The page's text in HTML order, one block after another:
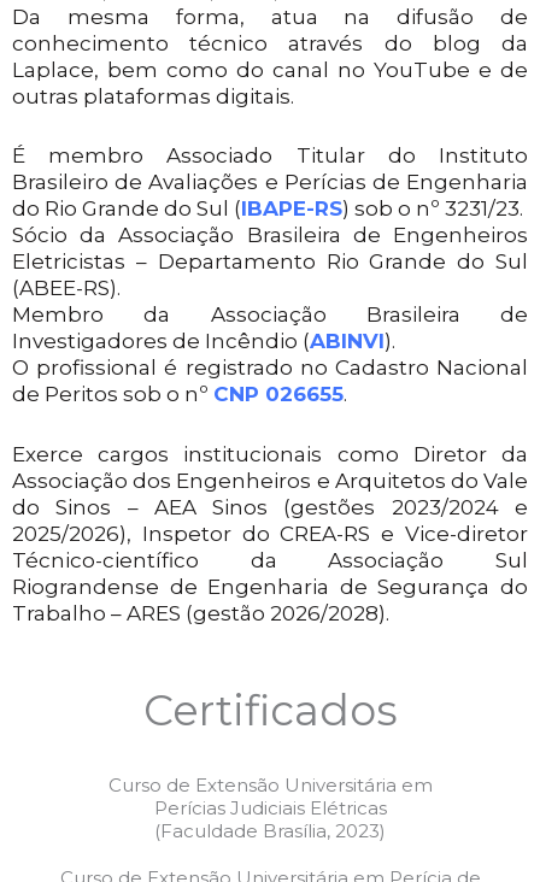
Da mesma forma, atua na difusão de
conhecimento técnico através do blog da
Laplace, bem como do canal no YouTube e de
outras plataformas digitais.
É membro Associado Titular do Instituto
Brasileiro de Avaliações e Perícias de Engenharia
do Rio Grande do Sul (IBAPE-RS) sob o nº 3231/23.
Sócio da Associação Brasileira de Engenheiros
Eletricistas – Departamento Rio Grande do Sul
(ABEE-RS).
Membro da Associação Brasileira de
Investigadores de Incêndio (ABINVI).
O profissional é registrado no Cadastro Nacional
de Peritos sob o nº CNP 026655.
Exerce cargos institucionais como Diretor da
Associação dos Engenheiros e Arquitetos do Vale
do Sinos – AEA Sinos (gestões 2023/2024 e
2025/2026), Inspetor do CREA-RS e Vice-diretor
Técnico-científico daAssociaçãoSul
Riograndense de Engenharia de Segurança do
Trabalho – ARES (gestão 2026/2028).
Certificados
Curso de Extensão Universitária em
Perícias Judiciais Elétricas
(Faculdade Brasília, 2023)